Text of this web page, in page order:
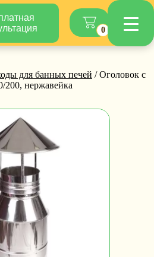
0
для банных печей / Оголовок с
200, нержавейка